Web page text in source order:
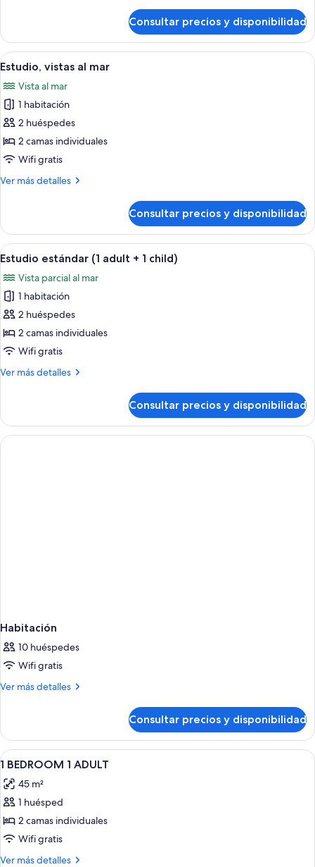
(2
Adults)
Consultar precios y disponibilidad
Abrir
todas
las
fotos
de
Estudio,
vistas
mar
Habitación de hotel moderna con
11
Estudio, vistas al mar
Vista al mar
1 habitación
2 huéspedes
2 camas individuales
Wifi gratis
Ver más detalles
Más
vistas
al
mar
Consultar precios y disponibilidad
Abrir
todas
las
fotos
de
Estudio
estándar
adult
child)
Habitación de hotel moderna con
8
Estudio estándar (1 adult + 1 child)
Vista parcial al mar
1 habitación
2 huéspedes
2 camas individuales
Wifi gratis
Ver más detalles
Más
estándar
(1
adult
Consultar precios y disponibilidad
Habitación
10 huéspedes
Wifi gratis
Ver más detalles
Más
Consultar precios y disponibilidad
Abrir
todas
las
fotos
de
1
BEDROOM
Edredones de plumas, tabla de
9
1 BEDROOM 1 ADULT
45 m²
1 huésped
2 camas individuales
Wifi gratis
Ver más detalles
Más